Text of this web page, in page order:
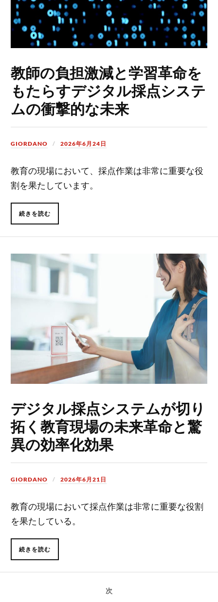
教師の負担激減と学習革命を
もたらすデジタル採点システ
ムの衝撃的な未来
GIORDANO 2026年6月24日
教育の現場において、採点作業は非常に重要な役
割を果たしています。
続きを読む
デジタル採点システムが切り
拓く教育現場の未来革命と驚
異の効率化効果
GIORDANO 2026年6月21日
教育の現場において採点作業は非常に重要な役割
を果たしている。
続きを読む
次